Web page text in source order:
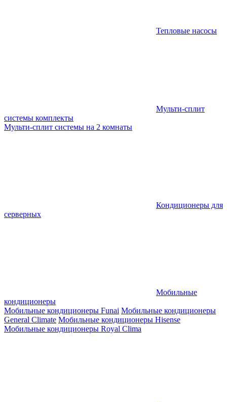
Тепловые насосы
Мульти-сплит
системы комплекты
Мульти-сплит системы на 2 комнаты
Кондиционеры для
серверных
Мобильные
кондиционеры
Мобильные кондиционеры Funai Мобильные кондиционеры
General Climate Мобильные кондиционеры Hisense
Мобильные кондиционеры Royal Clima